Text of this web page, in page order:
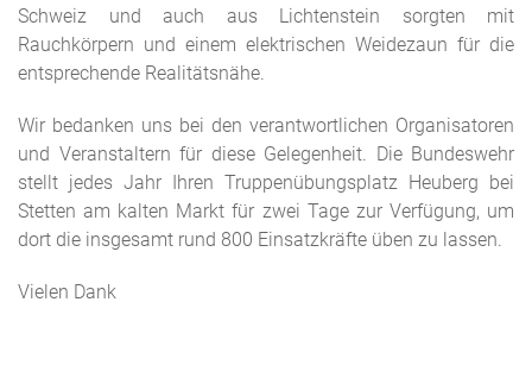
Schweiz und auch aus Lichtenstein sorgten mit
Rauchkörpern und einem elektrischen Weidezaun für die
entsprechende Realitätsnähe.
Wir bedanken uns bei den verantwortlichen Organisatoren
und Veranstaltern für diese Gelegenheit. Die Bundeswehr
stellt jedes Jahr Ihren Truppenübungsplatz Heuberg bei
Stetten am kalten Markt für zwei Tage zur Verfügung, um
dort die insgesamt rund 800 Einsatzkräfte üben zu lassen.
Vielen Dank